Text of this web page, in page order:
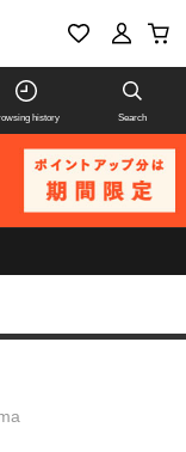
history Search